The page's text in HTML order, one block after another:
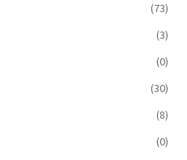
(73)
(3)
(0)
(30)
(8)
(0)